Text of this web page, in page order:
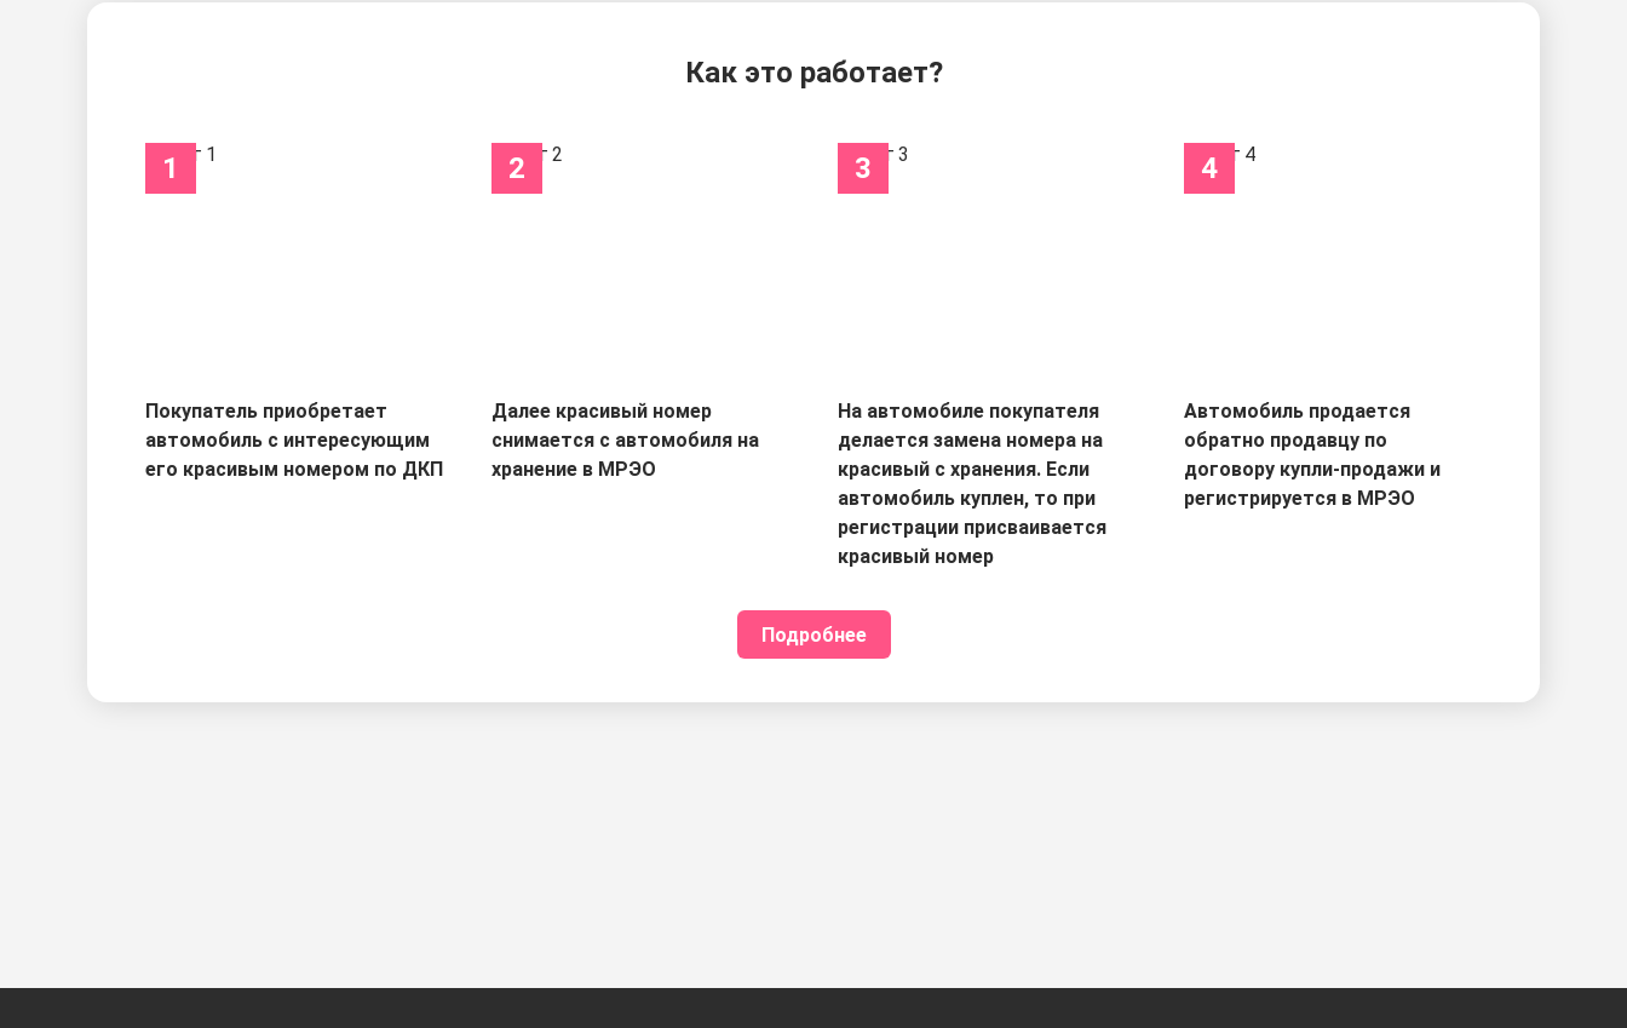
Как это работает?
1
Покупатель приобретает
автомобиль с интересующим
его красивым номером по ДКП
2
Далее красивый номер
снимается с автомобиля на
хранение в МРЭО
3
На автомобиле покупателя
делается замена номера на
красивый с хранения. Если
автомобиль куплен, то при
регистрации присваивается
красивый номер
4
Автомобиль продается
обратно продавцу по
договору купли-продажи и
регистрируется в МРЭО
Подробнее